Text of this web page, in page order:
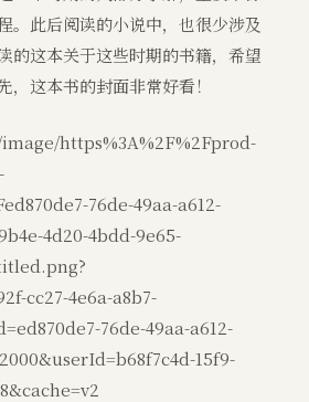
。此后阅读的小说中，也很少涉及
的这本关于这些时期的书籍，希望
这本书的封面非常好看！
https%3A%2F%2Fprod-
76de-49aa-a612-
4d20-4bdd-9e65-
cc27-4e6a-a8b7-
76de-49aa-a612-
15f9-